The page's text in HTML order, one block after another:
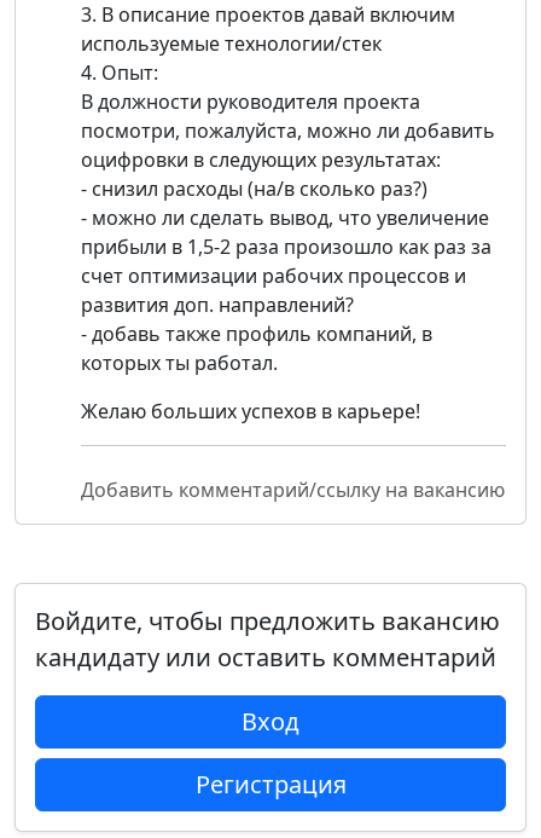
3. В описание проектов давай включим
используемые технологии/стек
4. Опыт:
В должности руководителя проекта
посмотри, пожалуйста, можно ли добавить
оцифровки в следующих результатах:
- снизил расходы (на/в сколько раз?)
- можно ли сделать вывод, что увеличение
прибыли в 1,5-2 раза произошло как раз за
счет оптимизации рабочих процессов и
развития доп. направлений?
- добавь также профиль компаний, в
которых ты работал.
Желаю больших успехов в карьере!
Добавить комментарий/ссылку на вакансию
Войдите, чтобы предложить вакансию
кандидату или оставить комментарий
Вход
Регистрация